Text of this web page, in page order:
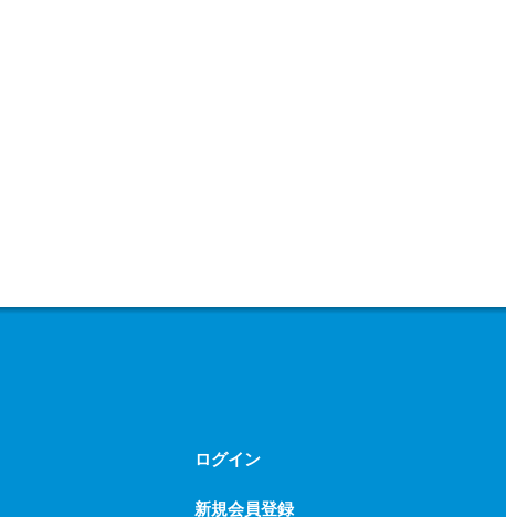
ログイン
新規会員登録